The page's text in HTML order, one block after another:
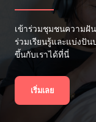
เข้าร่วมชุมชนความฝัน
ร่วมเรียนรู้และแบ่งปั
ขึ้นกับเราได้ที่นี่
เริ่มเลย